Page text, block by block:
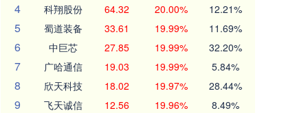
4 科翔股份 64.32 20.00% 12.21%
5 蜀道装备 33.61 19.99% 11.69%
6 中巨芯 27.85 19.99% 32.20%
7 广哈通信 19.03 19.99% 5.84%
8 欣天科技 18.02 19.97% 28.44%
9 飞天诚信 12.56 19.96% 8.49%